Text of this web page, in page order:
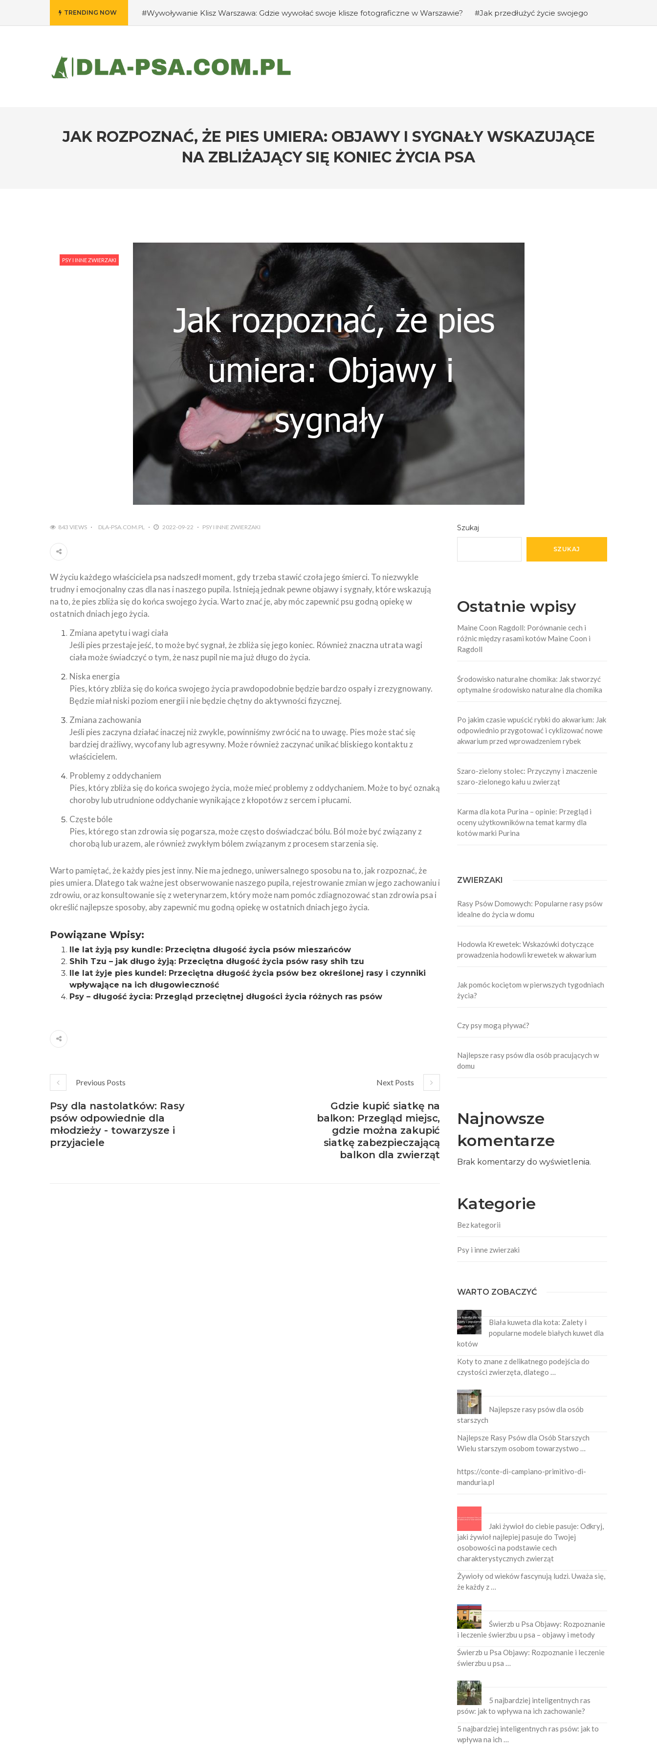
TRENDING NOW #Wywoływanie Klisz Warszawa: Gdzie wywołać swoje klisze fotograficzne w Warszawie?
#Jak przedłużyć życie swojego
psa: rady eksperta
#Jak zapobiec ucieczkom psa?
#Chomiki Dżungarskie Cena: Jaka jest cena chomików dżungarskich
JAK ROZPOZNAĆ, ŻE PIES UMIERA: OBJAWY I SYGNAŁY WSKAZUJĄCE
NA ZBLIŻAJĄCY SIĘ KONIEC ŻYCIA PSA
PSY I INNE ZWIERZAKI
843 VIEWS DLA-PSA.COM.PL 2022-09-22 PSY I INNE ZWIERZAKI
W życiu każdego właściciela psa nadszedł moment, gdy trzeba stawić czoła jego śmierci. To niezwykle
trudny i emocjonalny czas dla nas i naszego pupila. Istnieją jednak pewne objawy i sygnały, które wskazują
na to, że pies zbliża się do końca swojego życia. Warto znać je, aby móc zapewnić psu godną opiekę w
ostatnich dniach jego życia.
Zmiana apetytu i wagi ciała
Jeśli pies przestaje jeść, to może być sygnał, że zbliża się jego koniec. Również znaczna utrata wagi
ciała może świadczyć o tym, że nasz pupil nie ma już długo do życia.
Niska energia
Pies, który zbliża się do końca swojego życia prawdopodobnie będzie bardzo ospały i zrezygnowany.
Będzie miał niski poziom energii i nie będzie chętny do aktywności fizycznej.
Zmiana zachowania
Jeśli pies zaczyna działać inaczej niż zwykle, powinniśmy zwrócić na to uwagę. Pies może stać się
bardziej drażliwy, wycofany lub agresywny. Może również zaczynać unikać bliskiego kontaktu z
właścicielem.
Problemy z oddychaniem
Pies, który zbliża się do końca swojego życia, może mieć problemy z oddychaniem. Może to być oznaką
choroby lub utrudnione oddychanie wynikające z kłopotów z sercem i płucami.
Częste bóle
Pies, którego stan zdrowia się pogarsza, może często doświadczać bólu. Ból może być związany z
chorobą lub urazem, ale również zwykłym bólem związanym z procesem starzenia się.
Warto pamiętać, że każdy pies jest inny. Nie ma jednego, uniwersalnego sposobu na to, jak rozpoznać, że
pies umiera. Dlatego tak ważne jest obserwowanie naszego pupila, rejestrowanie zmian w jego zachowaniu i
zdrowiu, oraz konsultowanie się z weterynarzem, który może nam pomóc zdiagnozować stan zdrowia psa i
określić najlepsze sposoby, aby zapewnić mu godną opiekę w ostatnich dniach jego życia.
Powiązane Wpisy:
Ile lat żyją psy kundle: Przeciętna długość życia psów mieszańców
Shih Tzu – jak długo żyją: Przeciętna długość życia psów rasy shih tzu
Ile lat żyje pies kundel: Przeciętna długość życia psów bez określonej rasy i czynniki
wpływające na ich długowieczność
Psy – długość życia: Przegląd przeciętnej długości życia różnych ras psów
Previous Posts
Psy dla nastolatków: Rasy
psów odpowiednie dla
młodzieży - towarzysze i
przyjaciele
Next Posts
Gdzie kupić siatkę na
balkon: Przegląd miejsc,
gdzie można zakupić
siatkę zabezpieczającą
balkon dla zwierząt
Szukaj
SZUKAJ
Ostatnie wpisy
Maine Coon Ragdoll: Porównanie cech i
różnic między rasami kotów Maine Coon i
Ragdoll
Środowisko naturalne chomika: Jak stworzyć
optymalne środowisko naturalne dla chomika
Po jakim czasie wpuścić rybki do akwarium: Jak
odpowiednio przygotować i cyklizować nowe
akwarium przed wprowadzeniem rybek
Szaro-zielony stolec: Przyczyny i znaczenie
szaro-zielonego kału u zwierząt
Karma dla kota Purina – opinie: Przegląd i
oceny użytkowników na temat karmy dla
kotów marki Purina
ZWIERZAKI
Rasy Psów Domowych: Popularne rasy psów
idealne do życia w domu
Hodowla Krewetek: Wskazówki dotyczące
prowadzenia hodowli krewetek w akwarium
Jak pomóc kociętom w pierwszych tygodniach
życia?
Czy psy mogą pływać?
Najlepsze rasy psów dla osób pracujących w
domu
Najnowsze
komentarze
Brak komentarzy do wyświetlenia.
Kategorie
Bez kategorii
Psy i inne zwierzaki
WARTO ZOBACZYĆ
Biała kuweta dla kota: Zalety i
popularne modele białych kuwet dla
kotów
Koty to znane z delikatnego podejścia do
czystości zwierzęta, dlatego …
Najlepsze rasy psów dla osób
starszych
Najlepsze Rasy Psów dla Osób Starszych
Wielu starszym osobom towarzystwo …
https://conte-di-campiano-primitivo-di-
manduria.pl
Jaki żywioł do ciebie pasuje: Odkryj,
jaki żywioł najlepiej pasuje do Twojej
osobowości na podstawie cech
charakterystycznych zwierząt
Żywioły od wieków fascynują ludzi. Uważa się,
że każdy z …
Świerzb u Psa Objawy: Rozpoznanie
i leczenie świerzbu u psa – objawy i metody
Świerzb u Psa Objawy: Rozpoznanie i leczenie
świerzbu u psa …
5 najbardziej inteligentnych ras
psów: jak to wpływa na ich zachowanie?
5 najbardziej inteligentnych ras psów: jak to
wpływa na ich …